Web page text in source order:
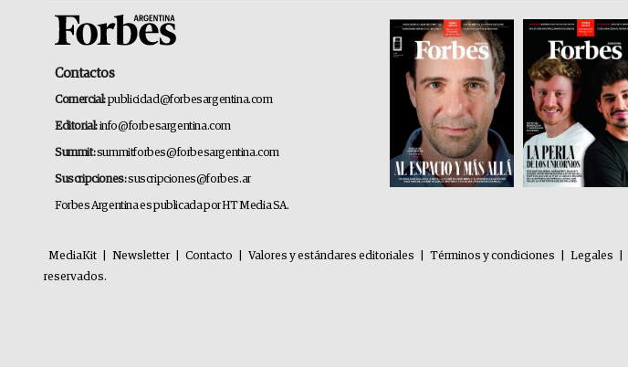
Contactos
Comercial:publicidad@forbesargentina.com
Editorial:info@forbesargentina.com
Summit:summitforbes@forbesargentina.com
Suscripciones:suscripciones@forbes.ar
Forbes Argentina es publicada por HT Media SA.
MediaKit Newsletter Contacto Valores y estándares editoriales Términos y condiciones Legales
reservados.